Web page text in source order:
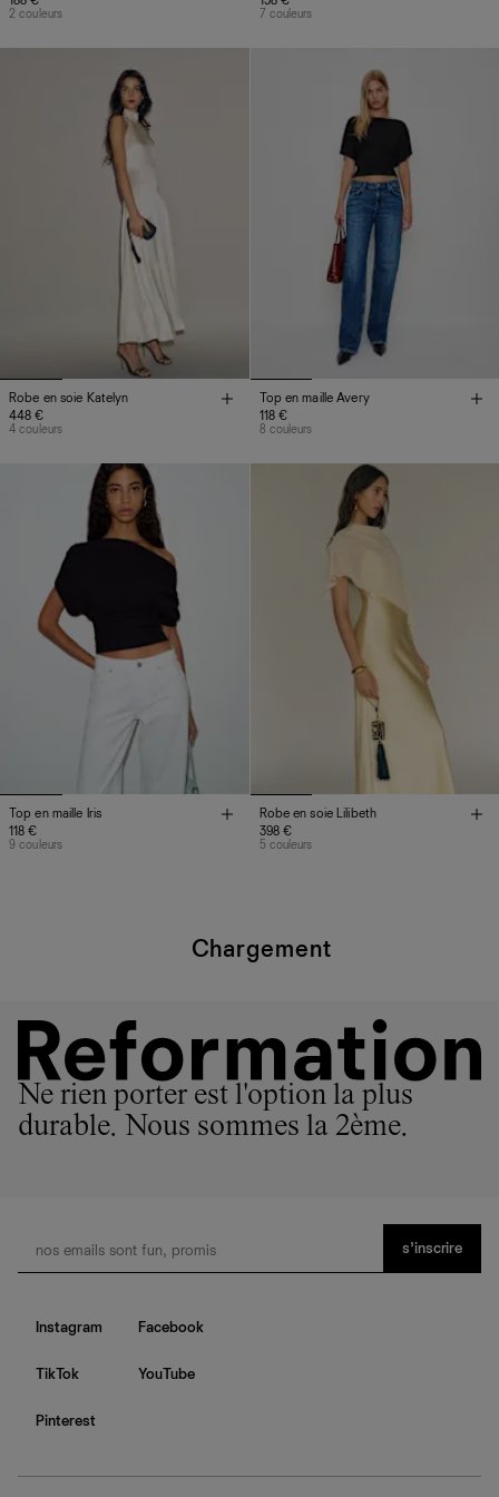
2 couleurs 7 couleurs
Robe en soie Katelyn
448 €
4 couleurs
Top en maille Avery
118 €
8 couleurs
Top en maille Iris
118 €
9 couleurs
Robe en soie Lilibeth
398 €
5 couleurs
Chargement
Ne rien porter est l'option la plus
durable. Nous sommes la 2ème.
s’inscrire
Instagram Facebook
TikTok YouTube
Pinterest